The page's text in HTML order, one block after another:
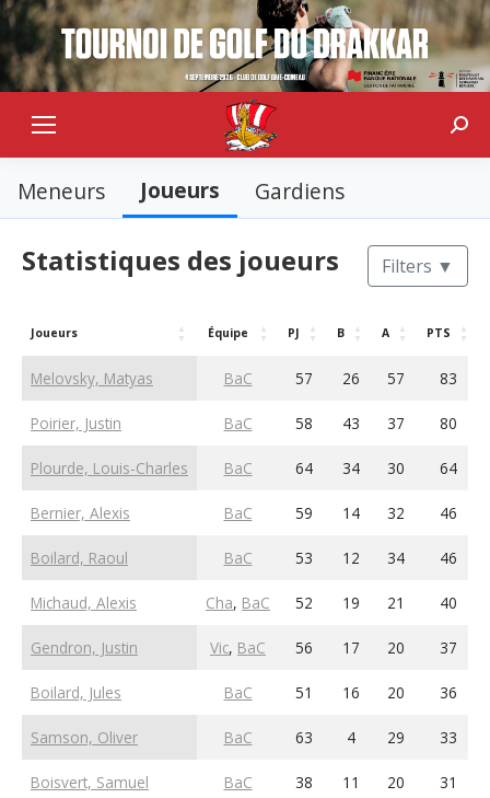
Meneurs Joueurs Gardiens
Statistiques des joueurs Filters ▼
Joueurs Équipe PJ B A PTS
Melovsky, Matyas BaC 57 26 57 83
Poirier, Justin BaC 58 43 37 80
Plourde, Louis-Charles BaC 64 34 30 64
Bernier, Alexis BaC 59 14 32 46
Boilard, Raoul BaC 53 12 34 46
Michaud, Alexis Cha, BaC 52 19 21 40
Gendron, Justin Vic, BaC 56 17 20 37
Boilard, Jules BaC 51 16 20 36
Samson, Oliver BaC 63 4 29 33
Boisvert, Samuel BaC 38 11 20 31